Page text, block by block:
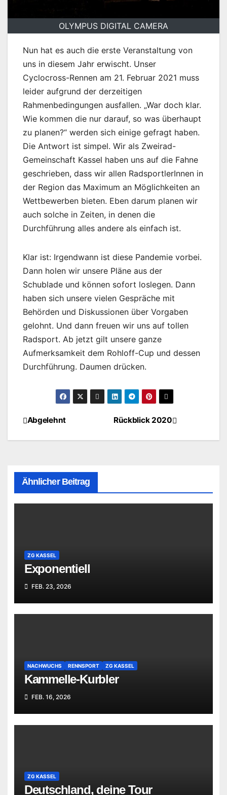
OLYMPUS DIGITAL CAMERA
Nun hat es auch die erste Veranstaltung von
uns in diesem Jahr erwischt. Unser
Cyclocross-Rennen am 21. Februar 2021 muss
leider aufgrund der derzeitigen
Rahmenbedingungen ausfallen. „War doch klar.
Wie kommen die nur darauf, so was überhaupt
zu planen?“ werden sich einige gefragt haben.
Die Antwort ist simpel. Wir als Zweirad-
Gemeinschaft Kassel haben uns auf die Fahne
geschrieben, dass wir allen RadsportlerInnen in
der Region das Maximum an Möglichkeiten an
Wettbewerben bieten. Eben darum planen wir
auch solche in Zeiten, in denen die
Durchführung alles andere als einfach ist.
Klar ist: Irgendwann ist diese Pandemie vorbei.
Dann holen wir unsere Pläne aus der
Schublade und können sofort loslegen. Dann
haben sich unsere vielen Gespräche mit
Behörden und Diskussionen über Vorgaben
gelohnt. Und dann freuen wir uns auf tollen
Radsport. Ab jetzt gilt unsere ganze
Aufmerksamkeit dem Rohloff-Cup und dessen
Durchführung. Daumen drücken.
Beitragsnavigation
Rückblick 2020
Abgelehnt
Ähnlicher Beitrag
ZG KASSEL
Exponentiell
FEB. 23, 2026
NACHWUCHS RENNSPORT ZG KASSEL
Kammelle-Kurbler
FEB. 16, 2026
ZG KASSEL
Deutschland, deine Tour